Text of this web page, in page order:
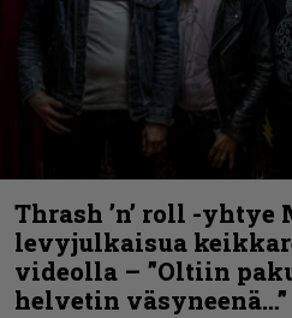
Thrash ’n’ roll -
levyjulkaisua
videolla – ”Oltiin
helvetin väsyneenä…”